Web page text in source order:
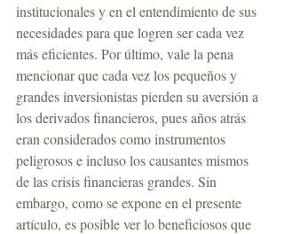
institucionales y en el entendimiento de sus
necesidades para que logren ser cada vez
más eficientes. Por último, vale la pena
mencionar que cada vez los pequeños y
grandes inversionistas pierden su aversión a
los derivados financieros, pues años atrás
eran considerados como instrumentos
peligrosos e incluso los causantes mismos
de las crisis financieras grandes. Sin
embargo, como se expone en el presente
artículo, es posible ver lo beneficiosos que